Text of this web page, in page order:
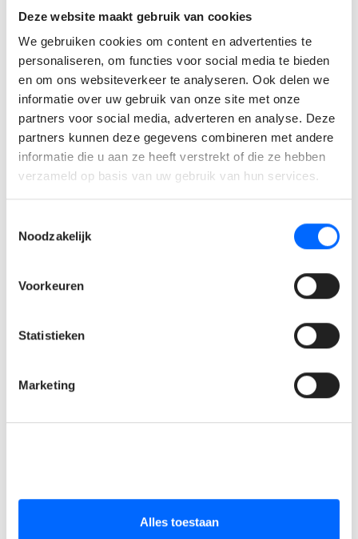
Deze website maakt gebruik van cookies
We gebruiken cookies om content en advertenties te
personaliseren, om functies voor social media te bieden
en om ons websiteverkeer te analyseren. Ook delen we
informatie over uw gebruik van onze site met onze
partners voor social media, adverteren en analyse. Deze
partners kunnen deze gegevens combineren met andere
informatie die u aan ze heeft verstrekt of die ze hebben
verzameld op basis van uw gebruik van hun services.
Noodzakelijk
Voorkeuren
Statistieken
Marketing
Alles toestaan
of gelijkwaardig door ervaring.
Je beschikt over enkele jaren ervaring in een
productieomgeving of technische dienst.
Je bent een sterke planner, organisator en teamplayer
met focus op kwaliteit en veiligheid.
Wat bieden wij jou?
Een zeer mooie maandverloning: €3500 - €4750 bruto /
Een autonome en gevarieerde functie met impact
binnen een groeiend familiebedrijf.
Flexibele werkvoorwaarden en 32 verlofdagen (20 + 12
ADV).
ervaring.
hospitalisatieverzekering.